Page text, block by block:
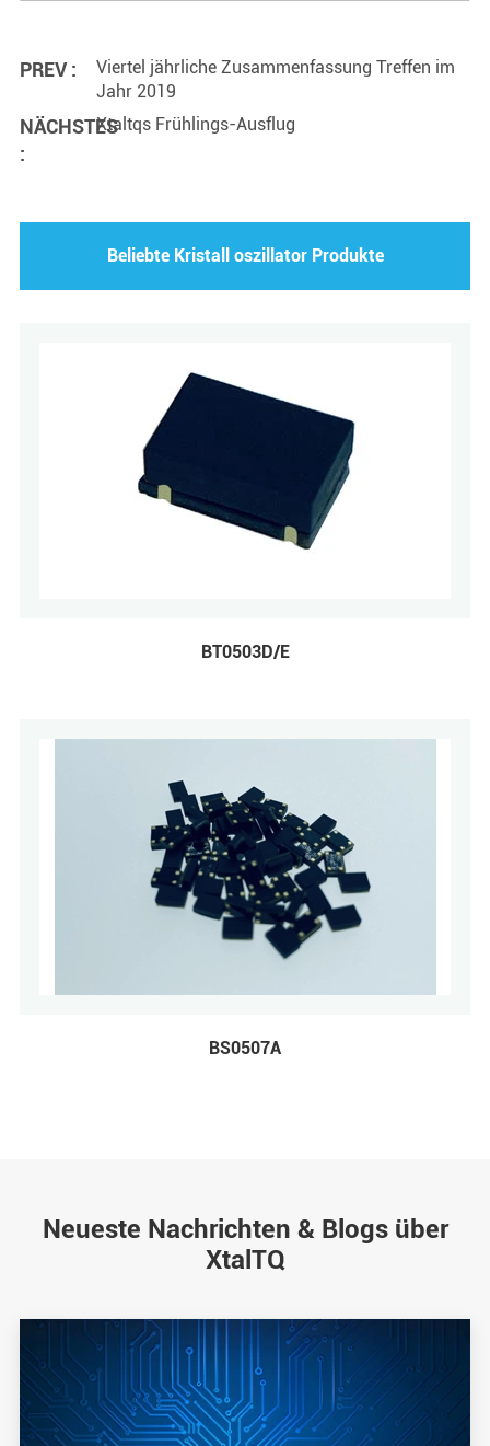
PREV :
Viertel jährliche Zusammenfassung Treffen im
Jahr 2019
NÄCHSTES
:
Xtaltqs Frühlings-Ausflug
Beliebte Kristall oszillator Produkte
BT0503D/E
BS0507A
Neueste Nachrichten & Blogs über
XtalTQ